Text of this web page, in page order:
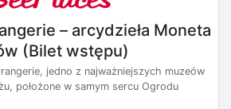
– arcydzieła Moneta
(Bilet wstępu)
jedno z najważniejszych muzeów
położone w samym sercu Ogrodu